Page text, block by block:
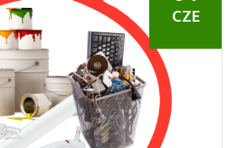
CZE